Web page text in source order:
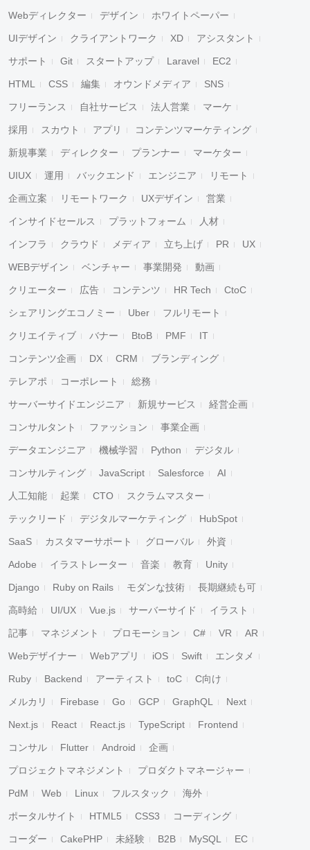
Webディレクター デザイン ホワイトペーパー
UIデザイン クライアントワーク XD アシスタント
サポート Git スタートアップ Laravel EC2
HTML CSS 編集 オウンドメディア SNS
フリーランス 自社サービス 法人営業 マーケ
採用 スカウト アプリ コンテンツマーケティング
新規事業 ディレクター プランナー マーケター
UIUX 運用 バックエンド エンジニア リモート
企画立案 リモートワーク UXデザイン 営業
インサイドセールス プラットフォーム 人材
インフラ クラウド メディア 立ち上げ PR UX
WEBデザイン ベンチャー 事業開発 動画
クリエーター 広告 コンテンツ HR Tech CtoC
シェアリングエコノミー Uber フルリモート
クリエイティブ バナー BtoB PMF IT
コンテンツ企画 DX CRM ブランディング
テレアポ コーポレート 総務
サーバーサイドエンジニア 新規サービス 経営企画
コンサルタント ファッション 事業企画
データエンジニア 機械学習 Python デジタル
コンサルティング JavaScript Salesforce AI
人工知能 起業 CTO スクラムマスター
テックリード デジタルマーケティング HubSpot
SaaS カスタマーサポート グローバル 外資
Adobe イラストレーター 音楽 教育 Unity
Django Ruby on Rails モダンな技術 長期継続も可
高時給 UI/UX Vue.js サーバーサイド イラスト
記事 マネジメント プロモーション C# VR AR
Webデザイナー Webアプリ iOS Swift エンタメ
Ruby Backend アーティスト toC C向け
メルカリ Firebase Go GCP GraphQL Next
Next.js React React.js TypeScript Frontend
コンサル Flutter Android 企画
プロジェクトマネジメント プロダクトマネージャー
PdM Web Linux フルスタック 海外
ポータルサイト HTML5 CSS3 コーディング
コーダー CakePHP 未経験 B2B MySQL EC